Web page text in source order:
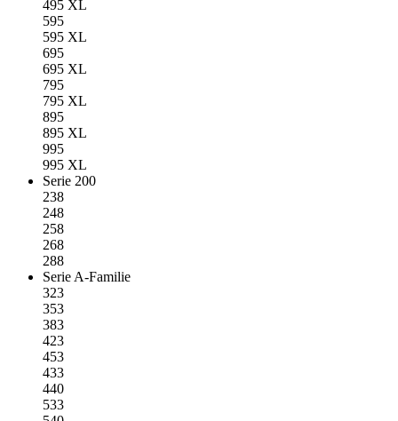
495 XL
595
595 XL
695
695 XL
795
795 XL
895
895 XL
995
995 XL
Serie 200
238
248
258
268
288
Serie A-Familie
323
353
383
423
453
433
440
533